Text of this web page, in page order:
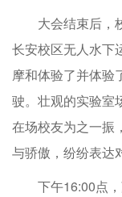
大会结束后，
长安校区无人水下
摩和体验了并体验
驶。壮观的实验室
在场校友为之一振
与骄傲，纷纷表达
下午16:00点